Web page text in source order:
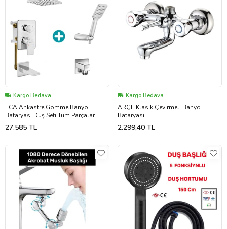
Kargo Bedava
ECA Ankastre Gömme Banyo
Bataryası Duş Seti Tüm Parçalar
Dahil (Krom)
27.585 TL
Kargo Bedava
ARÇE Klasik Çevirmeli Banyo
Bataryası
2.299,40 TL